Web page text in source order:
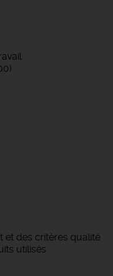
et des critères qualité
utilisés